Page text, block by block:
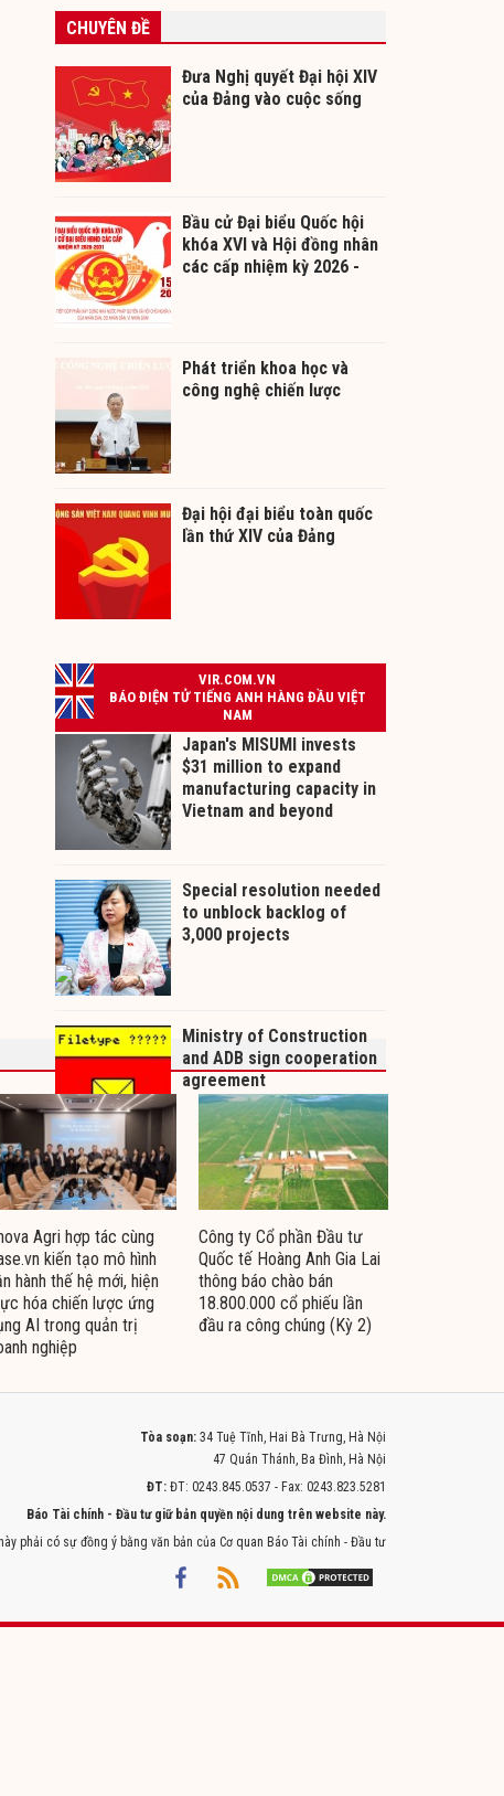
CHUYÊN ĐỀ
Đưa Nghị quyết Đại hội XIV
của Đảng vào cuộc sống
Bầu cử Đại biểu Quốc hội
khóa XVI và Hội đồng nhân
các cấp nhiệm kỳ 2026 -
Phát triển khoa học và
công nghệ chiến lược
Đại hội đại biểu toàn quốc
lần thứ XIV của Đảng
Agri hợp tác cùng
kiến tạo mô hình
hành thế hệ mới, hiện
hóa chiến lược ứng
AI trong quản trị
nghiệp
Công ty Cổ phần Đầu tư
Quốc tế Hoàng Anh Gia Lai
thông báo chào bán
18.800.000 cổ phiếu lần
đầu ra công chúng (Kỳ 2)
Tòa soạn: 34 Tuệ Tĩnh, Hai Bà Trưng, Hà Nội
47 Quán Thánh, Ba Đình, Hà Nội
ĐT: ĐT: 0243.845.0537 - Fax: 0243.823.5281
Báo Tài chính - Đầu tư giữ bản quyền nội dung trên website này.
phải có sự đồng ý bằng văn bản của Cơ quan Báo Tài chính - Đầu tư